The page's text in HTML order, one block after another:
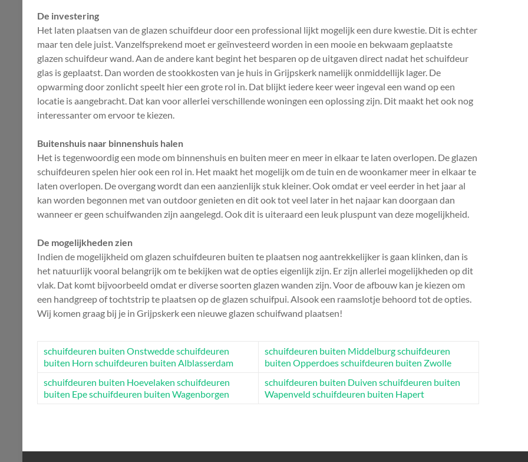
De investering
Het laten plaatsen van de glazen schuifdeur door een professional lijkt mogelijk een dure kwestie. Dit is echter
maar ten dele juist. Vanzelfsprekend moet er geïnvesteerd worden in een mooie en bekwaam geplaatste
glazen schuifdeur wand. Aan de andere kant begint het besparen op de uitgaven direct nadat het schuifdeur
glas is geplaatst. Dan worden de stookkosten van je huis in Grijpskerk namelijk onmiddellijk lager. De
opwarming door zonlicht speelt hier een grote rol in. Dat blijkt iedere keer weer ingeval een wand op een
locatie is aangebracht. Dat kan voor allerlei verschillende woningen een oplossing zijn. Dit maakt het ook nog
interessanter om ervoor te kiezen.
Buitenshuis naar binnenshuis halen
Het is tegenwoordig een mode om binnenshuis en buiten meer en meer in elkaar te laten overlopen. De glazen
schuifdeuren spelen hier ook een rol in. Het maakt het mogelijk om de tuin en de woonkamer meer in elkaar te
laten overlopen. De overgang wordt dan een aanzienlijk stuk kleiner. Ook omdat er veel eerder in het jaar al
kan worden begonnen met van outdoor genieten en dit ook tot veel later in het najaar kan doorgaan dan
wanneer er geen schuifwanden zijn aangelegd. Ook dit is uiteraard een leuk pluspunt van deze mogelijkheid.
De mogelijkheden zien
Indien de mogelijkheid om glazen schuifdeuren buiten te plaatsen nog aantrekkelijker is gaan klinken, dan is
het natuurlijk vooral belangrijk om te bekijken wat de opties eigenlijk zijn. Er zijn allerlei mogelijkheden op dit
vlak. Dat komt bijvoorbeeld omdat er diverse soorten glazen wanden zijn. Voor de afbouw kan je kiezen om
een handgreep of tochtstrip te plaatsen op de glazen schuifpui. Alsook een raamslotje behoord tot de opties.
Wij komen graag bij je in Grijpskerk een nieuwe glazen schuifwand plaatsen!
schuifdeuren buiten Onstweddeschuifdeuren
buiten Horn schuifdeuren buiten Alblasserdam
schuifdeuren buiten Middelburgschuifdeuren
buiten Opperdoesschuifdeuren buiten Zwolle
schuifdeuren buiten Hoevelaken schuifdeuren
buiten Epeschuifdeuren buiten Wagenborgen
schuifdeuren buiten Duiven schuifdeuren buiten
Wapenveld schuifdeuren buiten Hapert